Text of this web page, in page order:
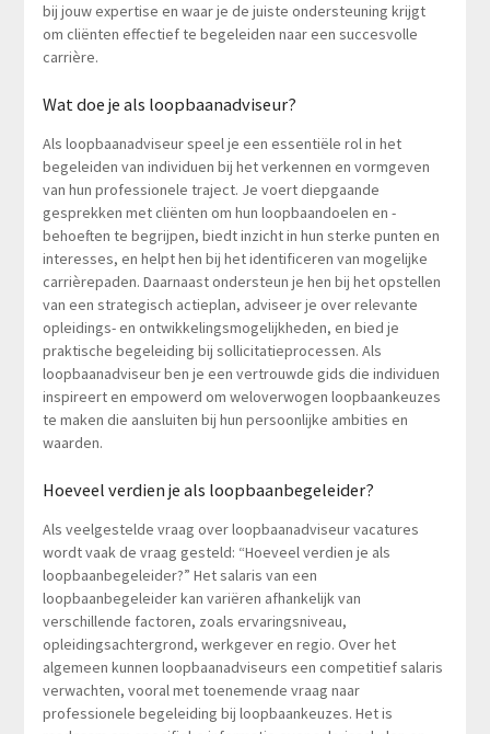
bij jouw expertise en waar je de juiste ondersteuning krijgt
om cliënten effectief te begeleiden naar een succesvolle
carrière.
Wat doe je als loopbaanadviseur?
Als loopbaanadviseur speel je een essentiële rol in het
begeleiden van individuen bij het verkennen en vormgeven
van hun professionele traject. Je voert diepgaande
gesprekken met cliënten om hun loopbaandoelen en -
behoeften te begrijpen, biedt inzicht in hun sterke punten en
interesses, en helpt hen bij het identificeren van mogelijke
carrièrepaden. Daarnaast ondersteun je hen bij het opstellen
van een strategisch actieplan, adviseer je over relevante
opleidings- en ontwikkelingsmogelijkheden, en bied je
praktische begeleiding bij sollicitatieprocessen. Als
loopbaanadviseur ben je een vertrouwde gids die individuen
inspireert en empowerd om weloverwogen loopbaankeuzes
te maken die aansluiten bij hun persoonlijke ambities en
waarden.
Hoeveel verdien je als loopbaanbegeleider?
Als veelgestelde vraag over loopbaanadviseur vacatures
wordt vaak de vraag gesteld: “Hoeveel verdien je als
loopbaanbegeleider?” Het salaris van een
loopbaanbegeleider kan variëren afhankelijk van
verschillende factoren, zoals ervaringsniveau,
opleidingsachtergrond, werkgever en regio. Over het
algemeen kunnen loopbaanadviseurs een competitief salaris
verwachten, vooral met toenemende vraag naar
professionele begeleiding bij loopbaankeuzes. Het is